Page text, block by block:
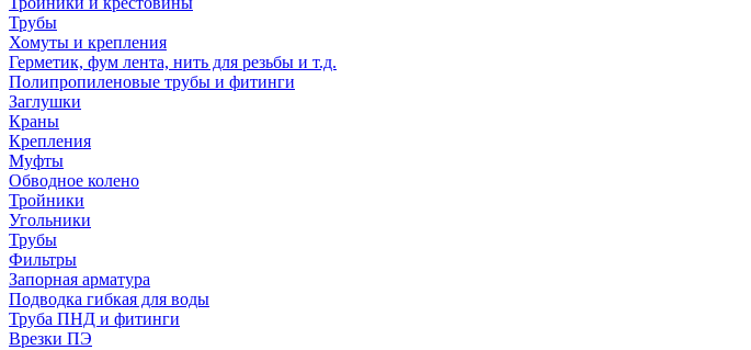
Трубы
Хомуты и крепления
Герметик, фум лента, нить для резьбы и т.д.
Полипропиленовые трубы и фитинги
Заглушки
Краны
Крепления
Муфты
Обводное колено
Тройники
Угольники
Трубы
Фильтры
Запорная арматура
Подводка гибкая для воды
Труба ПНД и фитинги
Врезки ПЭ